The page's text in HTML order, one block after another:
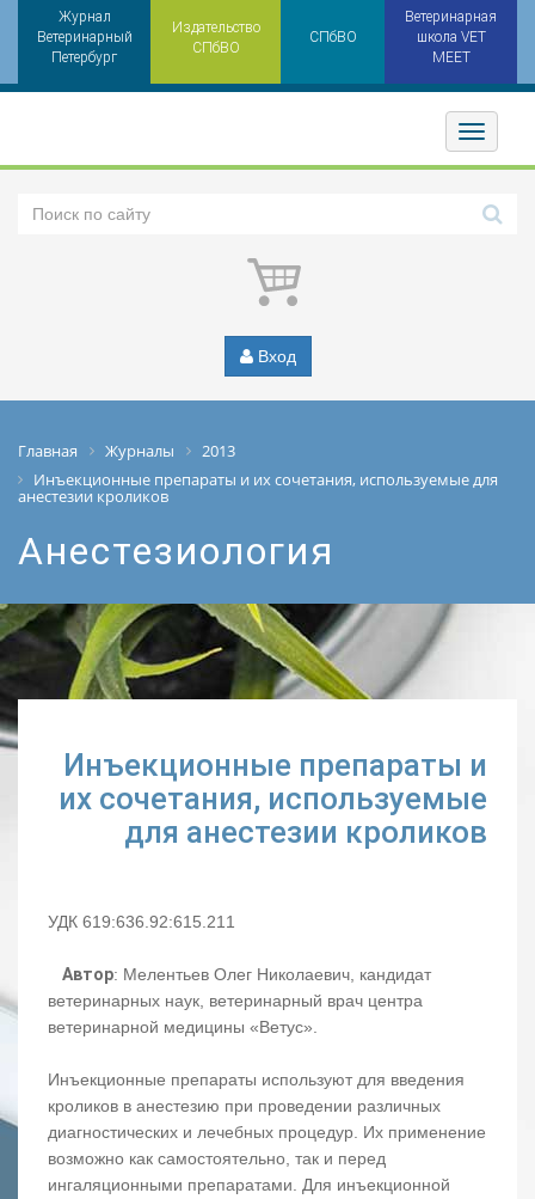
Журнал
Ветеринарный
Петербург
Издательство
СПбВО
СПбВО
Ветеринарная
школа VET
MEET
Toggler
Вход
Главная Журналы
2013
Инъекционные препараты и их сочетания, используемые для
анестезии кроликов
Анестезиология
Инъекционные препараты и
их сочетания, используемые
для анестезии кроликов
УДК 619:636.92:615.211
Автор: Мелентьев Олег Николаевич, кандидат
ветеринарных наук, ветеринарный врач центра
ветеринарной медицины «Ветус».
Инъекционные препараты используют для введения
кроликов в анестезию при проведении различных
диагностических и лечебных процедур. Их применение
возможно как самостоятельно, так и перед
ингаляционными препаратами. Для инъекционной